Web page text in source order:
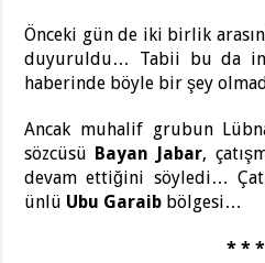
Önceki gün de iki birlik
duyuruldu… Tabii bu da
haberinde böyle bir şey
Ancak muhalif grubun
sözcüsü Bayan Jabar,
devam ettiğini söyledi…
ünlü Ubu Garaib bölgesi…
* * *